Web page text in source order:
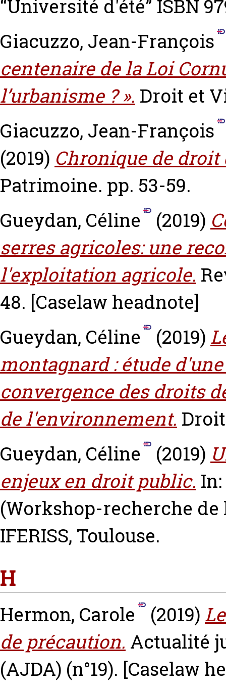
“Université d'été” ISBN
Giacuzzo, Jean-François
centenaire de la Loi
l’urbanisme ? ». Droit et
Giacuzzo, Jean-François
(2019) Chronique de droit
Patrimoine. pp. 53-59.
Gueydan, Céline
(2019)
serres agricoles: une
l'exploitation agricole.
48. [Caselaw headnote]
Gueydan, Céline
(2019)
montagnard : étude
convergence des droits
de l'environnement.
Gueydan, Céline
(2019)
enjeux en droit public.
(Workshop-recherche de
IFERISS, Toulouse.
H
Hermon, Carole (2019)
de précaution. Actualité
(AJDA) (n°19). [Caselaw